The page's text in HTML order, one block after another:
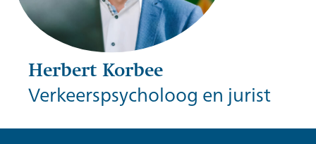
Herbert Korbee (Korbee & Hovelynck)
Herbert Korbee
Verkeerspsycholoog en jurist